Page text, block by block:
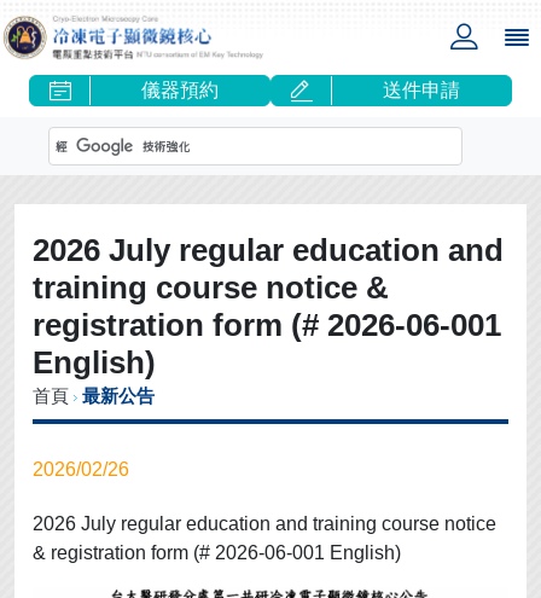
儀器預約 送件申請
2026 July regular education and
training course notice &
registration form (# 2026-06-001
English)
首頁 最新公告
2026/02/26
2026 July regular education and training course notice
& registration form (# 2026-06-001 English)